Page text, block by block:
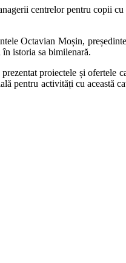
centrelor pentru copii
Octavian Moșin,
istoria sa bimilenară.
proiectele și ofertele
pentru activități cu